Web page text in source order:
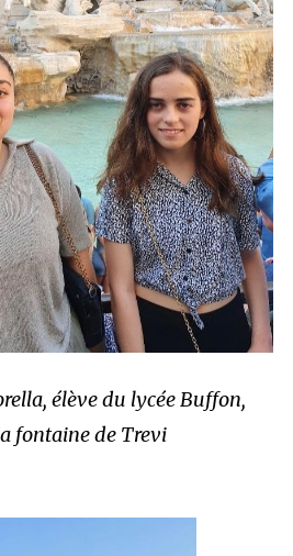
élève du lycée Buffon,
fontaine de Trevi